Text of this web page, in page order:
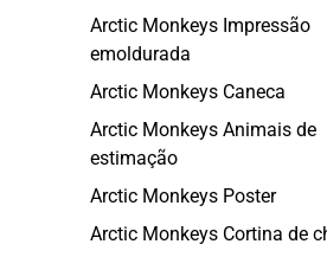
Arctic Monkeys Impressão
emoldurada
Arctic Monkeys Caneca
Arctic Monkeys Animais de
estimação
Arctic Monkeys Poster
Arctic Monkeys Cortina de